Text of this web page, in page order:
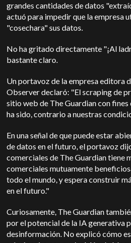
grandes cantidades de datos
actuó para impedir que la empresa
"cosechara" sus datos.
No ha gritado directamente "¡Al
bastante claro.
Un portavoz de la empresa editora
Observer declaró: "El scraping de
sitio web de The Guardian con fines
ha sido, contrario a nuestras
En una señal de que puede estar
de datos en el futuro, el portavoz
comerciales de The Guardian tiene
comerciales mutuamente
todo el mundo, y espera construir
en el futuro."
Curiosamente, The Guardian
por el potencial de la IA generativa
desinformación. No explicó cómo